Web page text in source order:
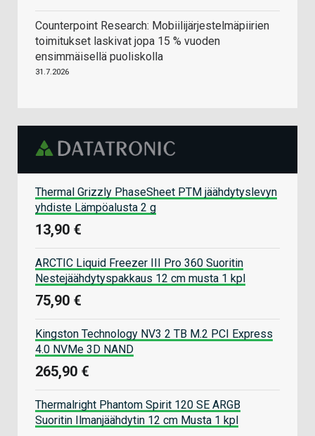
Counterpoint Research: Mobiilijärjestelmäpiirien
toimitukset laskivat jopa 15 % vuoden
ensimmäisellä puoliskolla
31.7.2026
Thermal Grizzly PhaseSheet PTM jäähdytyslevyn
yhdiste Lämpöalusta 2 g
13,90 €
ARCTIC Liquid Freezer III Pro 360 Suoritin
Nestejäähdytyspakkaus 12 cm musta 1 kpl
75,90 €
Kingston Technology NV3 2 TB M.2 PCI Express
4.0 NVMe 3D NAND
265,90 €
Thermalright Phantom Spirit 120 SE ARGB
Suoritin Ilmanjäähdytin 12 cm Musta 1 kpl